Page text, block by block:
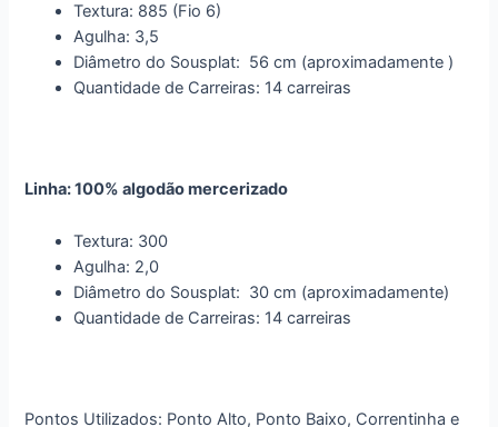
Textura: 885 (Fio 6)
Agulha: 3,5
Diâmetro do Sousplat: 56 cm (aproximadamente )
Quantidade de Carreiras: 14 carreiras
Linha: 100% algodão mercerizado
Textura: 300
Agulha: 2,0
Diâmetro do Sousplat: 30 cm (aproximadamente)
Quantidade de Carreiras: 14 carreiras
Pontos Utilizados: Ponto Alto, Ponto Baixo, Correntinha e